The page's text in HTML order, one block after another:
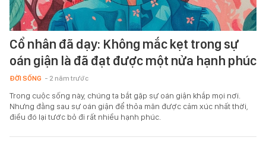
Cổ nhân đã dạy: Không mắc kẹt trong sự
oán giận là đã đạt được một nửa hạnh phúc
ĐỜI SỐNG - 2 năm trước
Trong cuộc sống này, chúng ta bắt gặp sự oán giận khắp mọi nơi.
Nhưng đằng sau sự oán giận để thỏa mãn được cảm xúc nhất thời,
điều đó lại tước bỏ đi rất nhiều hạnh phúc.